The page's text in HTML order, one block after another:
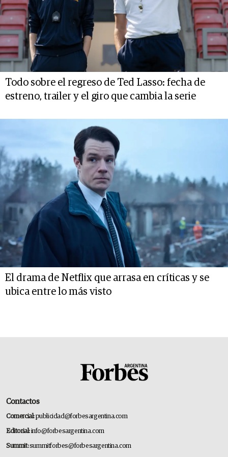
Todo sobre el regreso de Ted Lasso: fecha de
estreno, trailer y el giro que cambia la serie
El drama de Netflix que arrasa en críticas y se
ubica entre lo más visto
Contactos
Comercial:publicidad@forbesargentina.com
Editorial:info@forbesargentina.com
Summit:summitforbes@forbesargentina.com